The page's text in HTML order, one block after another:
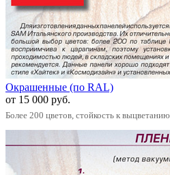
Окрашенные (по RAL)
от 15 000 руб.
Более 200 цветов, стойкость к выцветанию